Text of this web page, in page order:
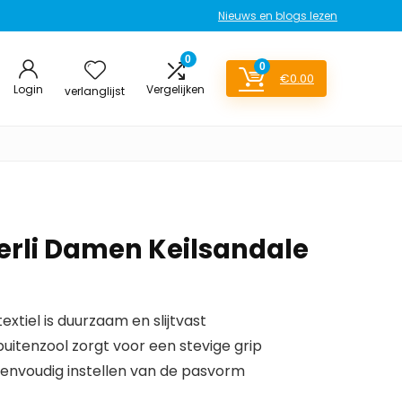
Nieuws en blogs lezen
Login verlanglijst
0
Vergelijken
0
€0.00
Damen Keilsandale
is duurzaam en slijtvast
zorgt voor een stevige grip
instellen van de pasvorm